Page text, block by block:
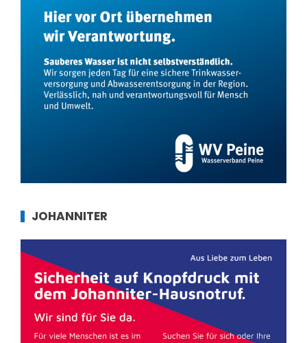
JOHANNITER